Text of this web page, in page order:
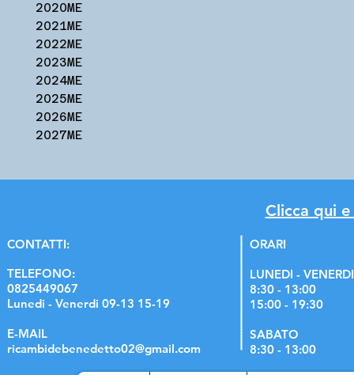
2020ME
2021ME
2022ME
2023ME
2024ME
2025ME
2026ME
2027ME
Clicca qui
CONTATTI:
TELEFONO:
0825449067
Lunedi - Venerdi 09-13 15-19
E-MAIL
ricambidebenedetto02@gmail.com
ORARI
LUNEDI - VENERDI
8:30 - 13:00
15:00 - 19:30
SABATO
8:30 - 13:00